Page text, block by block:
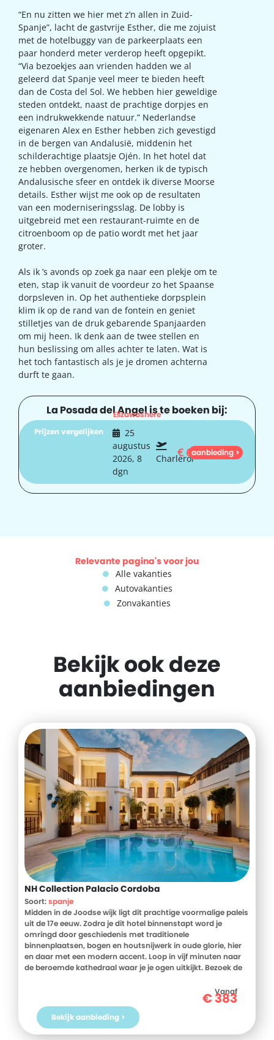
“En nu zitten we hier met z’n allen in Zuid-
Spanje”, lacht de gastvrije Esther, die me zojuist
met de hotelbuggy van de parkeerplaats een
paar honderd meter verderop heeft opgepikt.
“Via bezoekjes aan vrienden hadden we al
geleerd dat Spanje veel meer te bieden heeft
dan de Costa del Sol. We hebben hier geweldige
steden ontdekt, naast de prachtige dorpjes en
een indrukwekkende natuur.” Nederlandse
eigenaren Alex en Esther hebben zich gevestigd
in de bergen van Andalusië, middenin het
schilderachtige plaatsje Ojén. In het hotel dat
ze hebben overgenomen, herken ik de typisch
Andalusische sfeer en ontdek ik diverse Moorse
details. Esther wijst me ook op de resultaten
van een moderniseringsslag. De lobby is
uitgebreid met een restaurant-ruimte en de
citroenboom op de patio wordt met het jaar
groter.
Als ik ’s avonds op zoek ga naar een plekje om te
eten, stap ik vanuit de voordeur zo het Spaanse
dorpsleven in. Op het authentieke dorpsplein
klim ik op de rand van de fontein en geniet
stilletjes van de druk gebarende Spanjaarden
om mij heen. Ik denk aan de twee stellen en
hun beslissing om alles achter te laten. Wat is
het toch fantastisch als je je dromen achterna
durft te gaan.
La Posada del Angel is te boeken bij:
Elizawashere
Prijzen vergelijken
25
augustus
2026, 8
dgn
Charleroi
€626
aanbieding >
Relevante pagina's voor jou
Alle vakanties
Autovakanties
Zonvakanties
Bekijk ook deze
aanbiedingen
NH Collection Palacio Cordoba
Soort:spanje
Midden in de Joodse wijk ligt dit prachtige voormalige paleis
uit de 17e eeuw. Zodra je dit hotel binnenstapt word je
omringd door geschiedenis met traditionele
binnenplaatsen, bogen en houtsnijwerk in oude glorie, hier
en daar met een modern accent. Loop in vijf minuten naar
de beroemde kathedraal waar je je ogen uitkijkt. Bezoek de
hoek, nergens anders smaken ze zo lekker als hier. Voor de
shopaholics liggen de winkels op steenworp afstand. Terug
bij je hotel ontspan je bij het zwembad of je geniet van
heerlijke gerechten in het eigen restaurant. Daarna plof je
moe maar voldaan op je comfortabele bed. Morgen is er
Vanaf
€383
Bekijk aanbieding >